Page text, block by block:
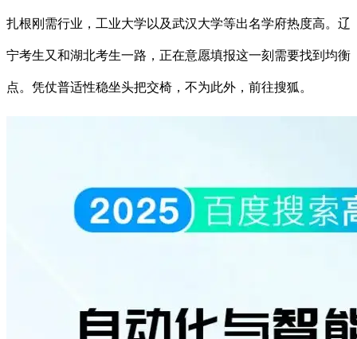
扎根刚需行业，工业大学以及武汉大学等出名学府热度高。辽
宁考生又和湖北考生一路，正在意愿填报这一刻需要找到均衡
点。凭仗普适性稳坐头把交椅，不为此外，前往搜狐。